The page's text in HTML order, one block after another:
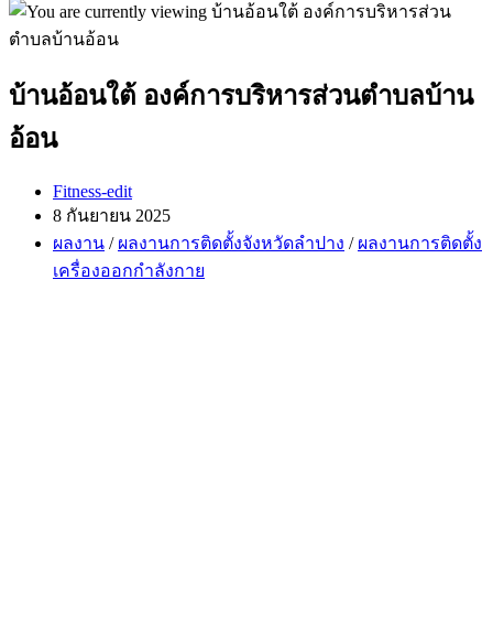
บ้านอ้อนใต้ องค์การบริหารส่วนตำบลบ้าน
อ้อน
Post
author:
Fitness-edit
Post
8 กันยายน 2025
Post
category:
ผลงาน / ผลงานการติดตั้งจังหวัดลำปาง / ผลงานการติดตั้ง
เครื่องออกกำลังกาย